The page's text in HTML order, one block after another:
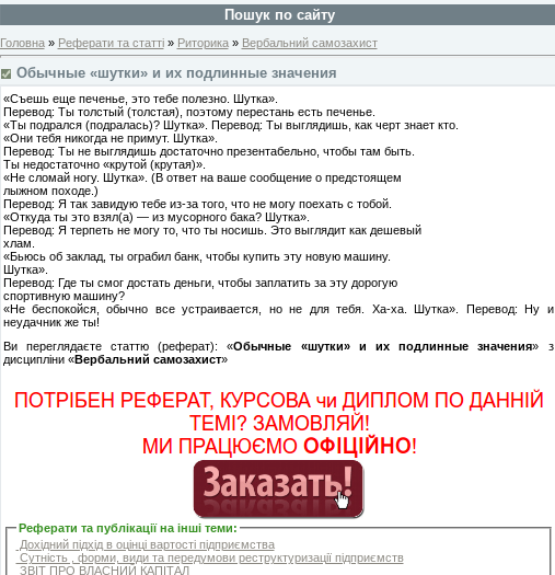
Пошук по сайту
Головна» Реферати та статті» Риторика» Вербальний самозахист
Обычные «шутки» и их подлинные значения
«Съешь еще печенье, это тебе полезно. Шутка».
Перевод: Ты толстый (толстая), поэтому перестань есть печенье.
«Ты подрался (подралась)? Шутка». Перевод: Ты выглядишь, как черт знает кто.
«Они тебя никогда не примут. Шутка».
Перевод: Ты не выглядишь достаточно презентабельно, чтобы там быть.
Ты недостаточно «крутой (крутая)».
«Не сломай ногу. Шутка». (В ответ на ваше сообщение о предстоящем
лыжном походе.)
Перевод: Я так завидую тебе из-за того, что не могу поехать с тобой.
«Откуда ты это взял(а) — из мусорного бака? Шутка».
Перевод: Я терпеть не могу то, что ты носишь. Это выглядит как дешевый
хлам.
«Бьюсь об заклад, ты ограбил банк, чтобы купить эту новую машину.
Шутка».
Перевод: Где ты смог достать деньги, чтобы заплатить за эту дорогую
спортивную машину?
«Не беспокойся, обычно все устраивается, но не для тебя. Ха-ха. Шутка». Перевод: Ну и
неудачник же ты!
Ви переглядаєте статтю (реферат): «Обычные «шутки» и их подлинные значения» з
дисципліни «Вербальний самозахист»
Реферати та публікації на інші теми:
Дохідний підхід в оцінці вартості підприємства
Cутність , форми, види та передумови реструктуризації підприємств
ЗВІТ ПРО ВЛАСНИЙ КАПІТАЛ